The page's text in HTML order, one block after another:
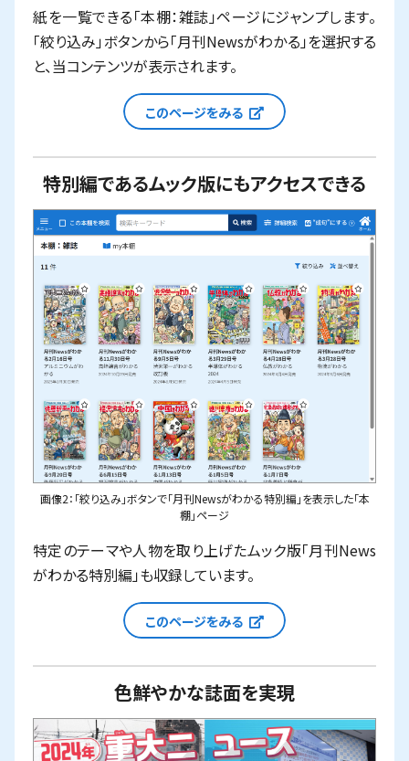
紙を一覧できる「本棚：雑誌」ページにジャンプします。
「絞り込み」ボタンから「月刊Newsがわかる」を選択する
と、当コンテンツが表示されます。
このページをみる 新しいウィンドウで
特別編であるムック版にもアクセスできる
画像2：「絞り込み」ボタンで「月刊Newsがわかる特別編」を表示した「本
棚」ページ
特定のテーマや人物を取り上げたムック版「月刊News
がわかる特別編」も収録しています。
このページをみる 新しいウィンドウで
色鮮やかな誌面を実現